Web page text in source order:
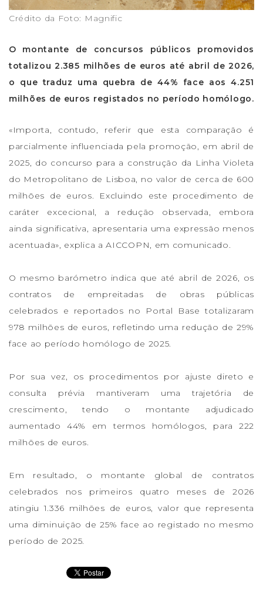
Crédito da Foto: Magnific
O montante de concursos públicos promovidos
totalizou 2.385 milhões de euros até abril de 2026,
o que traduz uma quebra de 44% face aos 4.251
milhões de euros registados no período homólogo.
«Importa, contudo, referir que esta comparação é
parcialmente influenciada pela promoção, em abril de
2025, do concurso para a construção da Linha Violeta
do Metropolitano de Lisboa, no valor de cerca de 600
milhões de euros. Excluindo este procedimento de
caráter excecional, a redução observada, embora
ainda significativa, apresentaria uma expressão menos
acentuada», explica a AICCOPN, em comunicado.
O mesmo barómetro indica que até abril de 2026, os
contratos de empreitadas de obras públicas
celebrados e reportados no Portal Base totalizaram
978 milhões de euros, refletindo uma redução de 29%
face ao período homólogo de 2025.
Por sua vez, os procedimentos por ajuste direto e
consulta prévia mantiveram uma trajetória de
crescimento, tendo o montante adjudicado
aumentado 44% em termos homólogos, para 222
milhões de euros.
Em resultado, o montante global de contratos
celebrados nos primeiros quatro meses de 2026
atingiu 1.336 milhões de euros, valor que representa
uma diminuição de 25% face ao registado no mesmo
período de 2025.